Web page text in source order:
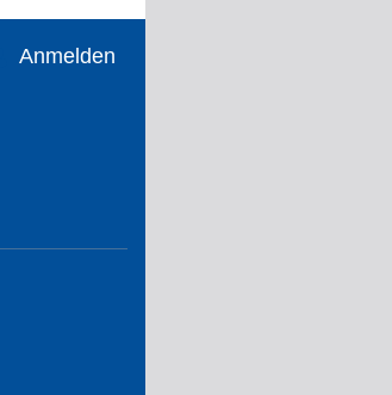
Anmelden